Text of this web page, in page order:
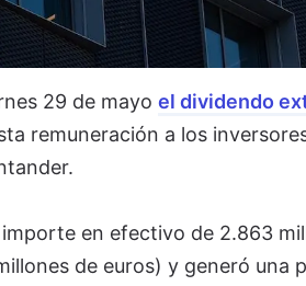
29 de mayo el dividendo
remuneración a los
en efectivo de 2.863
de euros) y generó una